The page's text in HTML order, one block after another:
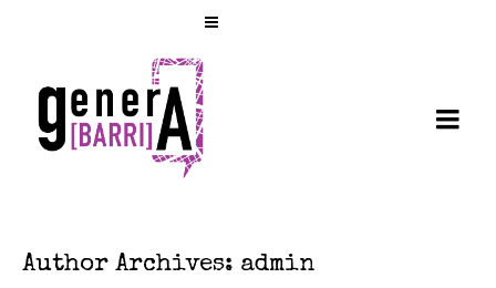
Author Archives: admin